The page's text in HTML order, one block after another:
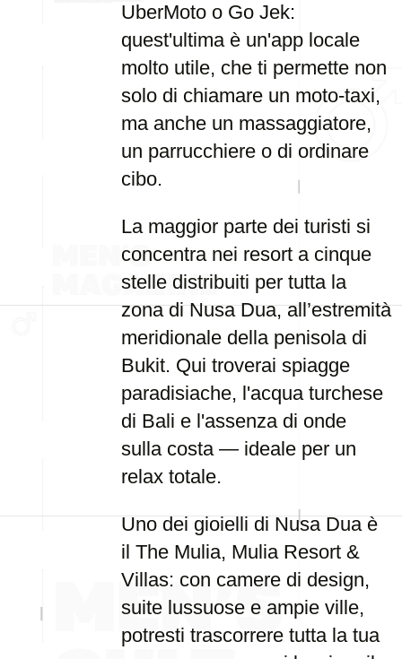
UberMoto o Go Jek:
quest'ultima è un'app locale
molto utile, che ti permette non
solo di chiamare un moto-taxi,
ma anche un massaggiatore,
un parrucchiere o di ordinare
cibo.
La maggior parte dei turisti si
concentra nei resort a cinque
stelle distribuiti per tutta la
zona di Nusa Dua, all’estremità
meridionale della penisola di
Bukit. Qui troverai spiagge
paradisiache, l'acqua turchese
di Bali e l'assenza di onde
sulla costa — ideale per un
relax totale.
Uno dei gioielli di Nusa Dua è
il The Mulia, Mulia Resort &
Villas: con camere di design,
suite lussuose e ampie ville,
potresti trascorrere tutta la tua